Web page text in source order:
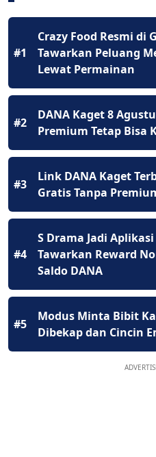
#1
Crazy Food Resmi di
Tawarkan Peluang
Lewat Permainan
#2
DANA Kaget 8
Premium Tetap Bisa
#3
Link DANA Kaget
Gratis Tanpa
#4
S Drama Jadi
Tawarkan Reward
Saldo DANA
#5
Modus Minta Bibit
Dibekap dan Cincin